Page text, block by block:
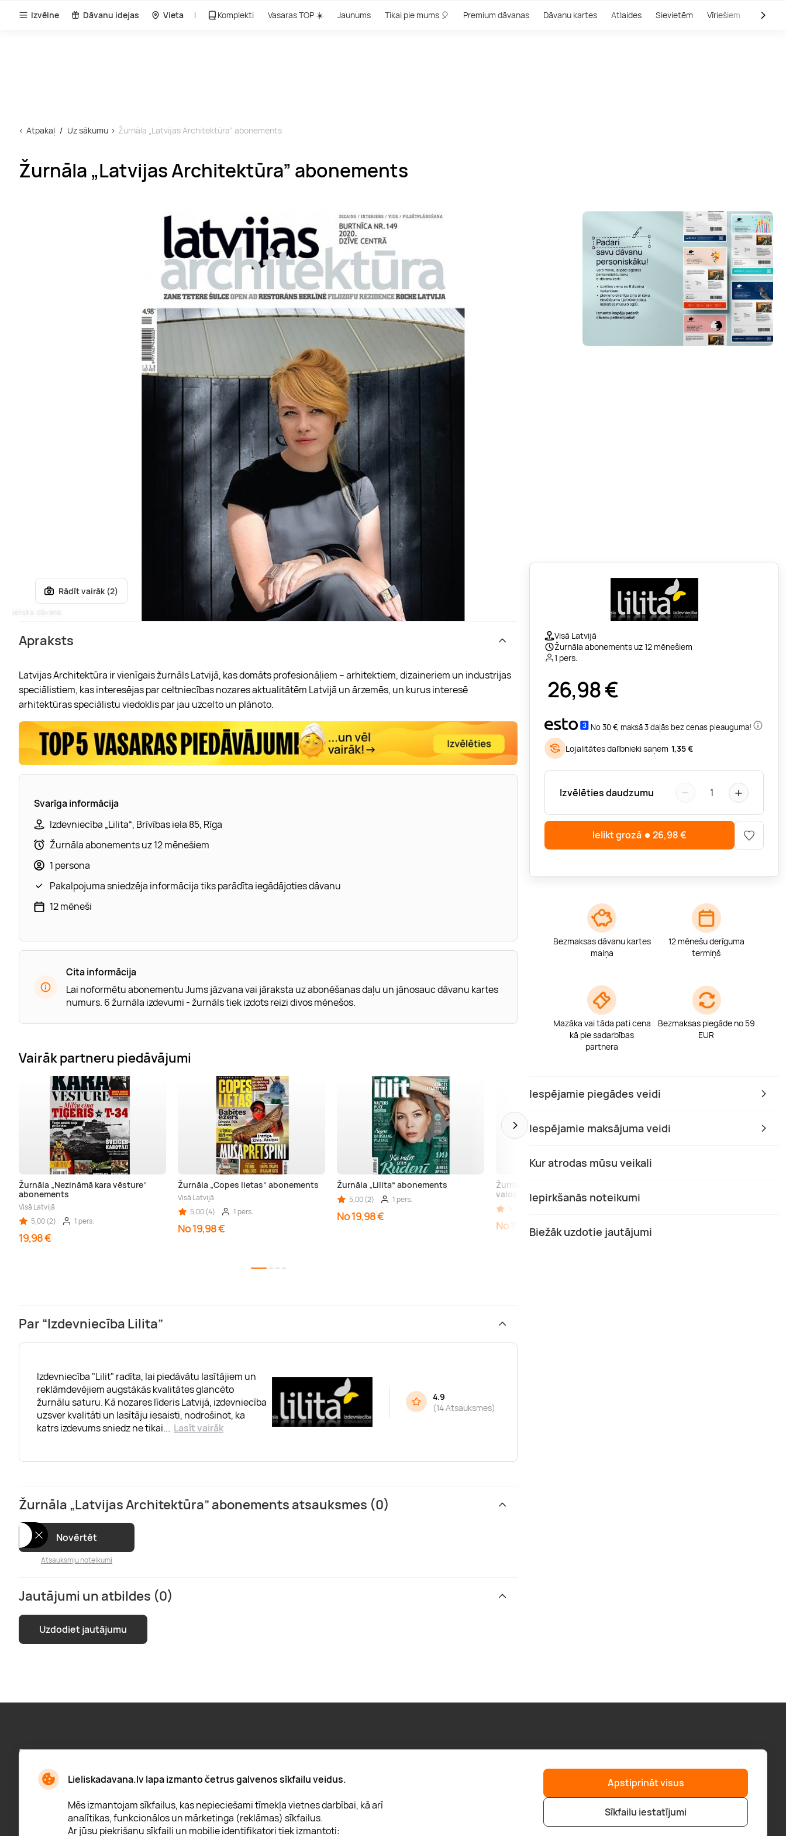
Lieliskadavana.lv lapa izmanto četrus galvenos sīkfailu veidus.
Mēs izmantojam sīkfailus, kas nepieciešami tīmekļa vietnes darbībai, kā arī
analītikas, funkcionālos un mārketinga (reklāmas) sīkfailus.
Ar jūsu piekrišanu sīkfaili un mobilie identifikatori tiek izmantoti:
Apstiprināt visus
Sīkfailu iestatījumi
Izvēlne Dāvanu idejas Vieta Komplekti Vasaras TOP ☀️ Jaunums Tikai pie mums 🎈 Premium dāvanas Dāvanu kartes Atlaides Sievietēm Vīriešiem Outlet
Atpakaļ Uz sākumu Žurnāla „Latvijas Architektūra” abonements
Žurnāla „Latvijas Architektūra” abonements
Rādīt vairāk (2)
Visā Latvijā
Žurnāla abonements uz 12 mēnešiem
1 pers.
26,98€
No 30 €, maksā 3 daļās bez cenas pieauguma!
Lojalitātes dalībnieki saņem 1,35 €
Izvēlēties daudzumu − 1 +
Ielikt grozā 26,98€
Bezmaksas dāvanu kartes
maiņa
12 mēnešu derīguma
termiņš
Mazāka vai tāda pati cena
kā pie sadarbības
partnera
Bezmaksas piegāde no 59
EUR
Iespējamie piegādes veidi
Iespējamie maksājuma veidi
Kur atrodas mūsu veikali
Iepirkšanās noteikumi
Biežāk uzdotie jautājumi
Apraksts
Latvijas Architektūra ir vienīgais žurnāls Latvijā, kas domāts profesionāļiem – arhitektiem, dizaineriem un industrijas
speciālistiem, kas interesējas par celtniecības nozares aktualitātēm Latvijā un ārzemēs, un kurus interesē
arhitektūras speciālistu viedoklis par jau uzcelto un plānoto.
Svarīga informācija
Izdevniecība „Lilita“, Brīvības iela 85, Rīga
Žurnāla abonements uz 12 mēnešiem
1 persona
Pakalpojuma sniedzēja informācija tiks parādīta iegādājoties dāvanu
12 mēneši
Cita informācija
Lai noformētu abonementu Jums jāzvana vai jāraksta uz abonēšanas daļu un jānosauc dāvanu kartes
numurs. 6 žurnāla izdevumi - žurnāls tiek izdots reizi divos mēnešos.
Vairāk partneru piedāvājumi
Žurnāla „Nezināmā kara vēsture”
abonements
Visā Latvijā
5,00 (2)
1 pers.
19,98 €
Žurnāla „Copes lietas” abonements
Visā Latvijā
5,00 (4)
1 pers.
No 19,98 €
Žurnāla „Lilita“ abonements
5,00 (2) 1 pers.
No 19,98 €
Žurnāla „Лилит” abonements krievu
valodā
No 19,98 €
Par “Izdevniecība Lilita”
Izdevniecība "Lilit" radīta, lai piedāvātu lasītājiem un
reklāmdevējiem augstākās kvalitātes glancēto
žurnālu saturu. Kā nozares līderis Latvijā, izdevniecība
uzsver kvalitāti un lasītāju iesaisti, nodrošinot, ka
katrs izdevums sniedz ne tikai... Lasīt vairāk
4.9
(14 Atsauksmes)
Žurnāla „Latvijas Architektūra” abonements atsauksmes (0)
Novērtēt
Atsauksmju noteikumi
Jautājumi un atbildes (0)
Uzdodiet jautājumu
Pieraksties jaunumiem:
Jaunumi, atlaižu paziņojumi un daudz kas cits
* Esmu iepazinies/usies arprivātuma politiku
Par "Lieliska dāvana" Palīdzība
Piegāde
Pirkt veikalā
“GERA DOVANA” GRUPA
geradovana.lt
bookitnow.lt